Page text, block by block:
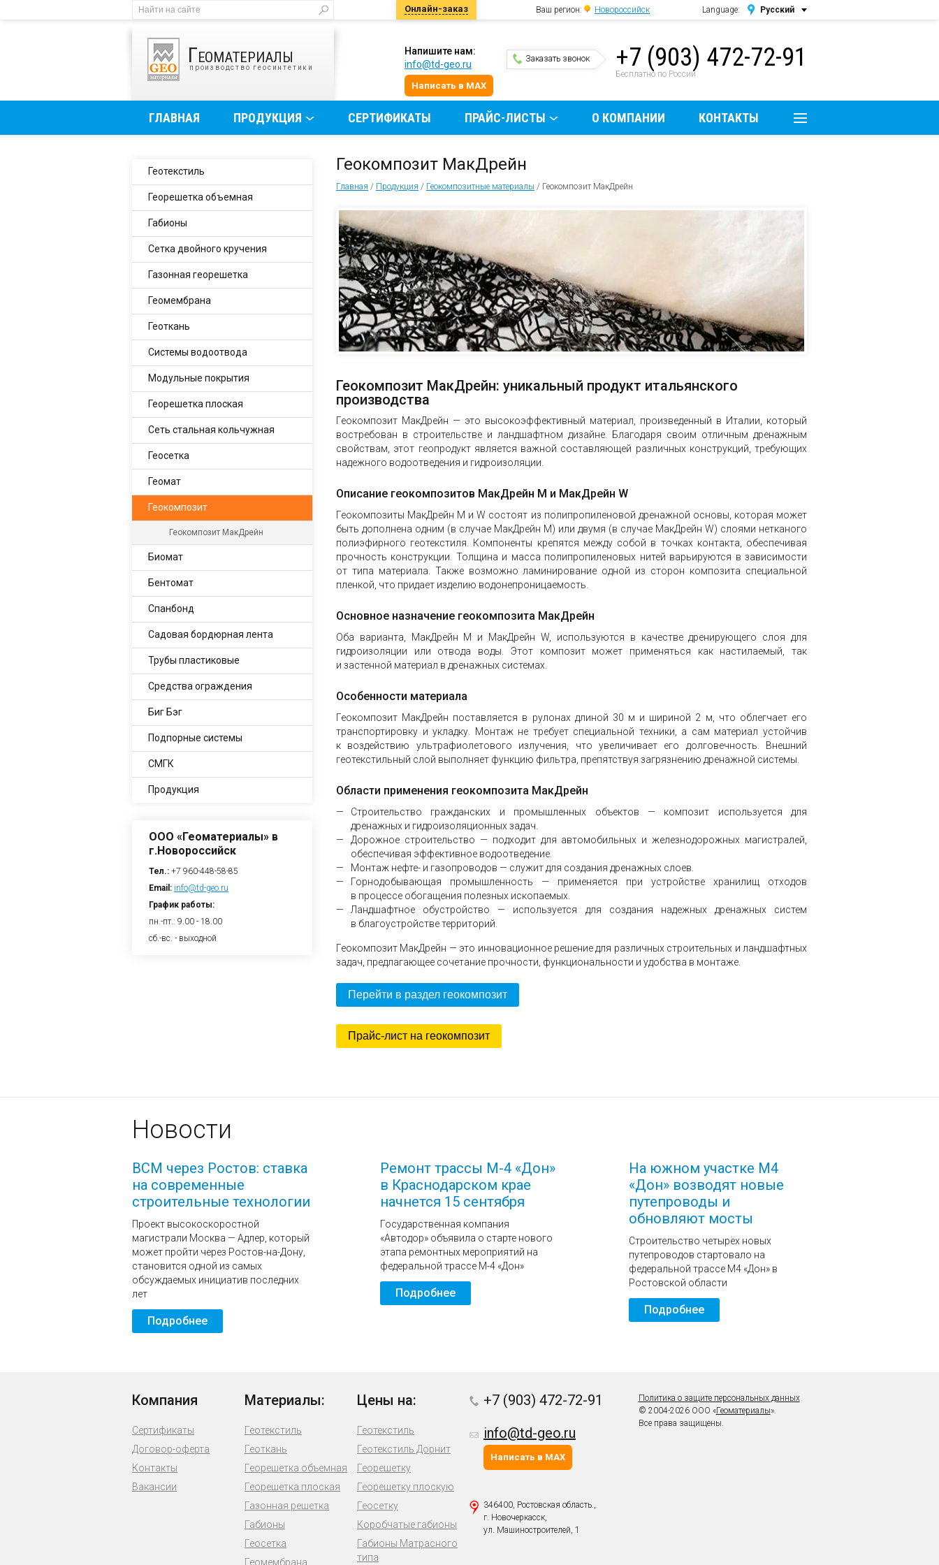
Онлайн-заказ Ваш регион: Новороссийск Language: Русский
English
+7 (903) 472-72-91
Бесплатно по России
Заказать звонок
Напишите нам:
info@td-geo.ru
Написать в MAX
Геоматериалы
производство геосинтетики
ГЛАВНАЯ ПРОДУКЦИЯ СЕРТИФИКАТЫ ПРАЙС-ЛИСТЫ О КОМПАНИИ КОНТАКТЫ
Геокомпозит МакДрейн
Главная / Продукция / Геокомпозитные материалы / Геокомпозит МакДрейн
Геокомпозит МакДрейн: уникальный продукт итальянского
производства
Геокомпозит МакДрейн — это высокоэффективный материал, произведенный в Италии, который
востребован в строительстве и ландшафтном дизайне. Благодаря своим отличным дренажным
свойствам, этот геопродукт является важной составляющей различных конструкций, требующих
надежного водоотведения и гидроизоляции.
Описание геокомпозитов МакДрейн M и МакДрейн W
Геокомпозиты МакДрейн M и W состоят из полипропиленовой дренажной основы, которая может
быть дополнена одним (в случае МакДрейн M) или двумя (в случае МакДрейн W) слоями нетканого
полиэфирного геотекстиля. Компоненты крепятся между собой в точках контакта, обеспечивая
прочность конструкции. Толщина и масса полипропиленовых нитей варьируются в зависимости
от типа материала. Также возможно ламинирование одной из сторон композита специальной
пленкой, что придает изделию водонепроницаемость.
Основное назначение геокомпозита МакДрейн
Оба варианта, МакДрейн M и МакДрейн W, используются в качестве дренирующего слоя для
гидроизоляции или отвода воды. Этот композит может применяться как настилаемый, так
и застенной материал в дренажных системах.
Особенности материала
Геокомпозит МакДрейн поставляется в рулонах длиной 30 м и шириной 2 м, что облегчает его
транспортировку и укладку. Монтаж не требует специальной техники, а сам материал устойчив
к воздействию ультрафиолетового излучения, что увеличивает его долговечность. Внешний
геотекстильный слой выполняет функцию фильтра, препятствуя загрязнению дренажной системы.
Области применения геокомпозита МакДрейн
Строительство гражданских и промышленных объектов — композит используется для
дренажных и гидроизоляционных задач.
Дорожное строительство — подходит для автомобильных и железнодорожных магистралей,
обеспечивая эффективное водоотведение.
Монтаж нефте- и газопроводов — служит для создания дренажных слоев.
Горнодобывающая промышленность — применяется при устройстве хранилищ отходов
в процессе обогащения полезных ископаемых.
Ландшафтное обустройство — используется для создания надежных дренажных систем
в благоустройстве территорий.
Геокомпозит МакДрейн — это инновационное решение для различных строительных и ландшафтных
задач, предлагающее сочетание прочности, функциональности и удобства в монтаже.
Перейти в раздел геокомпозит
Прайс-лист на геокомпозит
Геотекстиль
Георешетка объемная
Габионы
Сетка двойного кручения
Газонная георешетка
Геомембрана
Геоткань
Системы водоотвода
Модульные покрытия
Георешетка плоская
Сеть стальная кольчужная
Геосетка
Геомат
Геокомпозит
Геокомпозит МакДрейн
Биомат
Бентомат
Спанбонд
Садовая бордюрная лента
Трубы пластиковые
Средства ограждения
Биг Бэг
Подпорные системы
СМГК
Продукция
ООО «Геоматериалы» в
г.Новороссийск
Тел.: +7 960-448-58-85
Email: info@td-geo.ru
График работы:
пн.-пт.: 9.00 - 18.00
сб.-вс. - выходной
Новости
ВСМ через Ростов: ставка
на современные
строительные технологии
Проект высокоскоростной
магистрали Москва — Адлер, который
может пройти через Ростов-на-Дону,
становится одной из самых
обсуждаемых инициатив последних
лет
Подробнее
Ремонт трассы М-4 «Дон»
в Краснодарском крае
начнется 15 сентября
Государственная компания
«Автодор» объявила о старте нового
этапа ремонтных мероприятий на
федеральной трассе М-4 «Дон»
Подробнее
На южном участке М4
«Дон» возводят новые
путепроводы и
обновляют мосты
Строительство четырёх новых
путепроводов стартовало на
федеральной трассе М4 «Дон» в
Ростовской области
Подробнее
Компания
Сертификаты
Договор-оферта
Контакты
Вакансии
Материалы:
Геотекстиль
Геоткань
Георешетка объемная
Георешетка плоская
Газонная решетка
Габионы
Геосетка
Геомембрана
Цены на:
Геотекстиль
Геотекстиль Дорнит
Георешетку
Георешетку плоскую
Геосетку
Коробчатые габионы
Габионы Матрасного
типа
+7 (903) 472-72-91
info@td-geo.ru
Написать в MAX
346400, Ростовская область.,
г. Новочеркасск,
ул. Машиностроителей, 1
Политика о защите персональных данных
© 2004-2026 ООО «Геоматериалы».
Все права защищены.